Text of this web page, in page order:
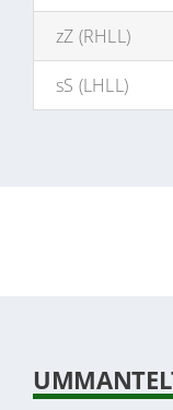
zZ (RHLL)
sS (LHLL)